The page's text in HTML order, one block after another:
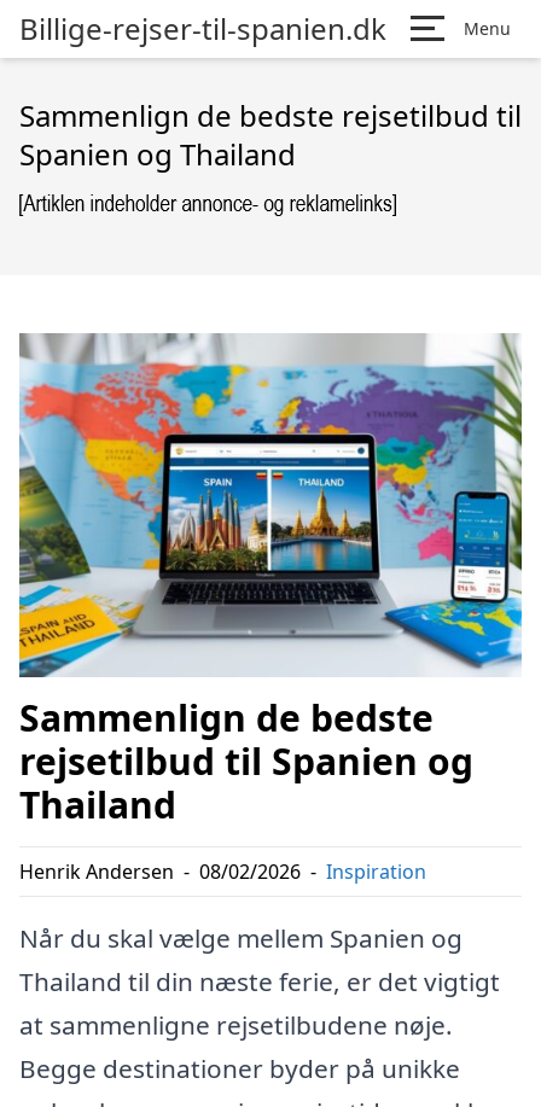
Billige-rejser-til-spanien.dk Menu
Sammenlign de bedste rejsetilbud til
Spanien og Thailand
Sammenlign de bedste
rejsetilbud til Spanien og
Thailand
Henrik Andersen - 08/02/2026 - Inspiration
Når du skal vælge mellem Spanien og
Thailand til din næste ferie, er det vigtigt
at sammenligne rejsetilbudene nøje.
Begge destinationer byder på unikke